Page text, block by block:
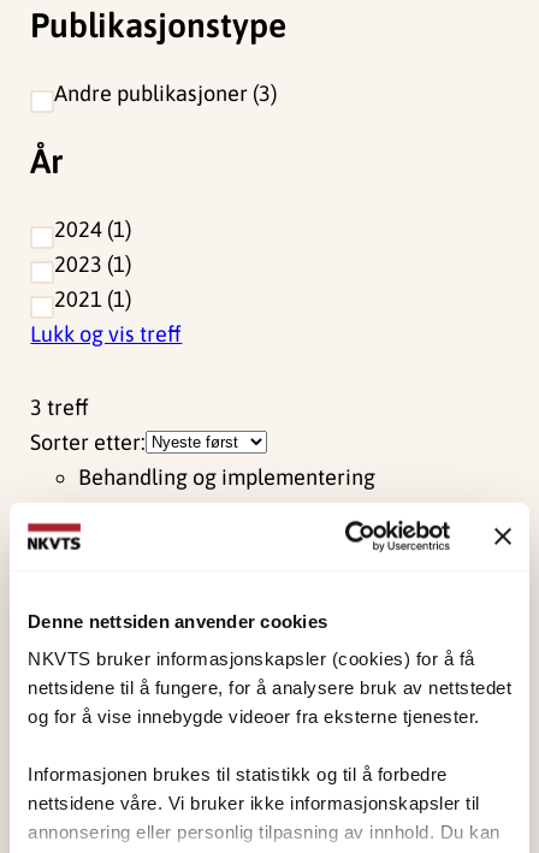
Denne nettsiden anvender cookies
NKVTS bruker informasjonskapsler (cookies) for å få
nettsidene til å fungere, for å analysere bruk av nettstedet
og for å vise innebygde videoer fra eksterne tjenester.
Informasjonen brukes til statistikk og til å forbedre
nettsidene våre. Vi bruker ikke informasjonskapsler til
annonsering eller personlig tilpasning av innhold. Du kan
Publikasjonstype
Andre publikasjoner 3
År
2024 1
2023 1
2021 1
Lukk og vis treff
3 treff
Sorter etter:
Behandling og implementering
Correction to: Symphony of Success:
Evidence-Based Practice
Implementation (Administration and
Policy in Mental Health and Mental
Health Services Research, (2024),
Se originalpublikasjon hos utgiver